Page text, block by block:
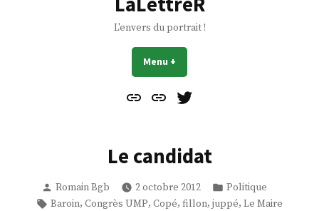
L'envers du portrait !
Menu +
Contact
À
Mes
Le candidat
Publié
par
Romain Bgb 2 octobre 2012
Publié
dans
Politique
Étiquettes :
Baroin, Congrès UMP, Copé, fillon, juppé, Le Maire